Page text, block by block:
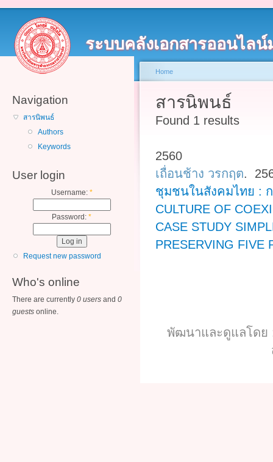
ระบบคลังเอกสารออนไล
Navigation
สารนิพนธ์
Authors
Keywords
User login
Username: *
Password: *
Request new password
Who's online
There are currently 0 users and 0
guests online.
Home
สารนิพนธ์
Found 1 results
2560
เถื่อนช้าง วรกฤต.
ชุมชนในสังคมไทย :
CULTURE OF
CASE STUDY
PRESERVING FIVE
พัฒนาและดูแลโดย